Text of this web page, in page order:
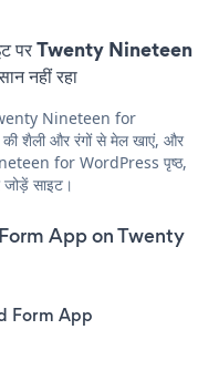
पर Twenty Nineteen
नहीं रहा
Nineteen for
शैली और रंगों से मेल खाएं, और
for WordPress पृष्ठ,
जोड़ें साइट।
App on Twenty
Form App